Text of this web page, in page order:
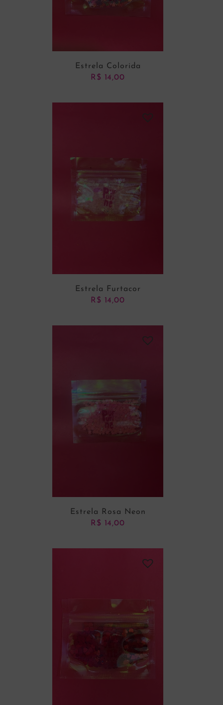
Estrela Colorida
R$ 14,00
Estrela Furtacor
R$ 14,00
Estrela Rosa Neon
R$ 14,00